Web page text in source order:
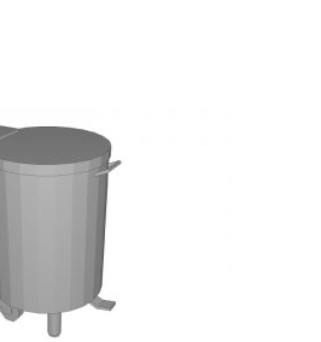
PROČITAJ VIŠE